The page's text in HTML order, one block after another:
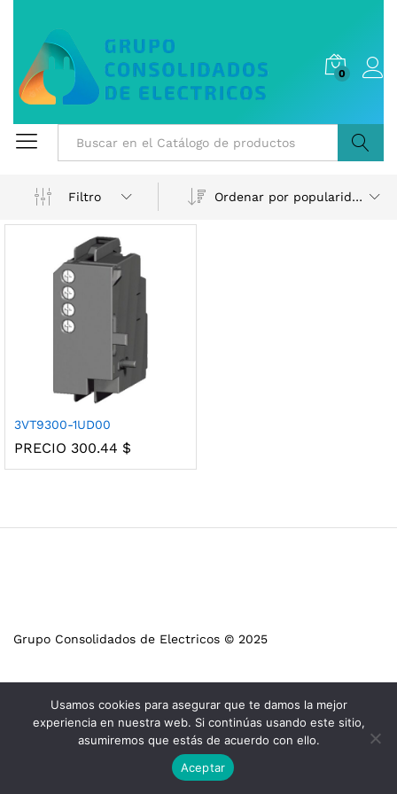
0
Filtro
Ordenar por popularidad
3VT9300-1UD00
PRECIO 300.44 $
Grupo Consolidados de Electricos © 2025
Usamos cookies para asegurar que te damos la mejor
experiencia en nuestra web. Si continúas usando este sitio,
asumiremos que estás de acuerdo con ello.
Aceptar